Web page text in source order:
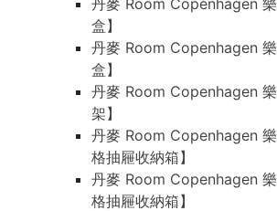
丹麥 Room Copenhagen
盒】
丹麥 Room Copenhagen
盒】
丹麥 Room Copenhagen
架】
丹麥 Room Copenhagen
格抽屜收納箱】
丹麥 Room Copenhagen
格抽屜收納箱】